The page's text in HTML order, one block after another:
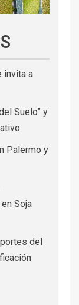
invita a
Suelo” y
Palermo y
Soja
del